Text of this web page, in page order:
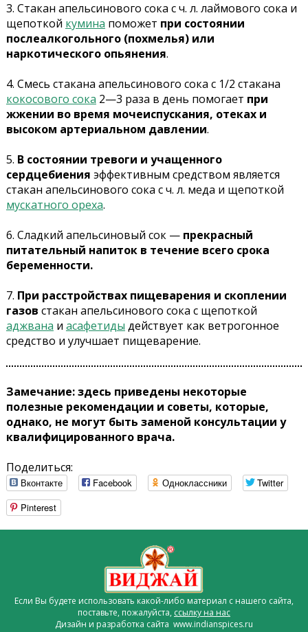
3. Стакан апельсинового сока с ч. л. лаймового сока и
щепоткой кумина поможет при состоянии
послеалкогольного (похмелья) или
наркотического опьянения.
4. Смесь стакана апельсинового сока с 1/2 стакана
кокосового сока 2—3 раза в день помогает при
жжении во время мочеиспускания, отеках и
высоком артериальном давлении.
5. В состоянии тревоги и учащенного
сердцебиения эффективным средством является
стакан апельсинового сока с ч. л. меда и щепоткой
мускатного ореха.
6. Сладкий апельсиновый сок — прекрасный
питательный напиток в течение всего срока
беременности.
7. При расстройствах пищеварения и скоплении
газов стакан апельсинового сока с щепоткой
аджвана и асафетиды действует как ветрогонное
средство и улучшает пищеварение.
Замечание: здесь приведены некоторые
полезные рекомендации и советы, которые,
однако, не могут быть заменой консультации у
квалифицированного врача.
Поделиться:
Вконтакте Facebook Одноклассники
Twitter
Pinterest
Если Вы будете использовать какой-либо материал с нашего сайта,
поставьте, пожалуйста, ссылку на нас
Дизайн и разработка сайта www.indianspices.ru